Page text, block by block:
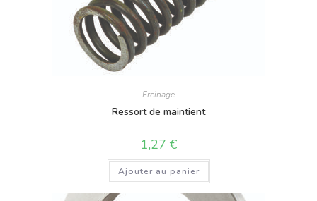
Freinage
Ressort de maintient
1,27 €
Ajouter au panier